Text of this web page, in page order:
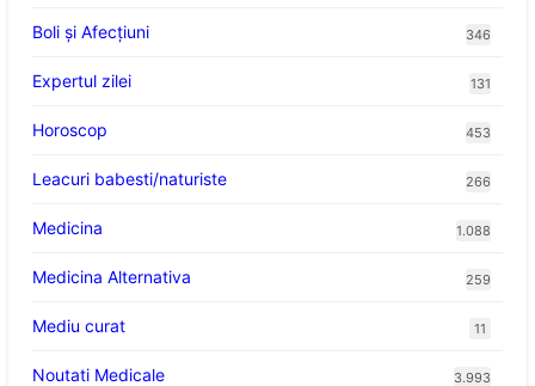
Boli și Afecțiuni 346
Expertul zilei 131
Horoscop 453
Leacuri babesti/naturiste 266
Medicina 1.088
Medicina Alternativa 259
Mediu curat 11
Noutati Medicale 3.993